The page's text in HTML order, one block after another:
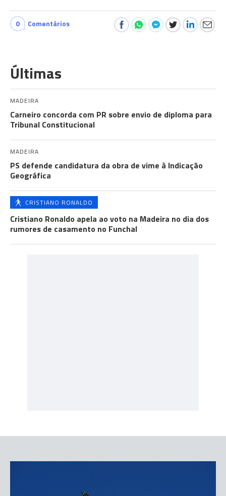
0 Comentários
Últimas
MADEIRA
Carneiro concorda com PR sobre envio de diploma para
Tribunal Constitucional
MADEIRA
PS defende candidatura da obra de vime à Indicação
Geográfica
CRISTIANO RONALDO
Cristiano Ronaldo apela ao voto na Madeira no dia dos
rumores de casamento no Funchal